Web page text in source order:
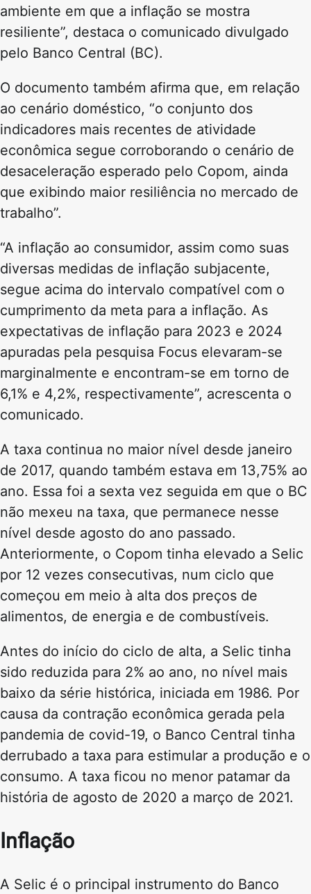
ambiente em que a inflação se mostra
resiliente”, destaca o comunicado divulgado
pelo Banco Central (BC).
O documento também afirma que, em relação
ao cenário doméstico, “o conjunto dos
indicadores mais recentes de atividade
econômica segue corroborando o cenário de
desaceleração esperado pelo Copom, ainda
que exibindo maior resiliência no mercado de
trabalho”.
“A inflação ao consumidor, assim como suas
diversas medidas de inflação subjacente,
segue acima do intervalo compatível com o
cumprimento da meta para a inflação. As
expectativas de inflação para 2023 e 2024
apuradas pela pesquisa Focus elevaram-se
marginalmente e encontram-se em torno de
6,1% e 4,2%, respectivamente”, acrescenta o
comunicado.
A taxa continua no maior nível desde janeiro
de 2017, quando também estava em 13,75% ao
ano. Essa foi a sexta vez seguida em que o BC
não mexeu na taxa, que permanece nesse
nível desde agosto do ano passado.
Anteriormente, o Copom tinha elevado a Selic
por 12 vezes consecutivas, num ciclo que
começou em meio à alta dos preços de
alimentos, de energia e de combustíveis.
Antes do início do ciclo de alta, a Selic tinha
sido reduzida para 2% ao ano, no nível mais
baixo da série histórica, iniciada em 1986. Por
causa da contração econômica gerada pela
pandemia de covid-19, o Banco Central tinha
derrubado a taxa para estimular a produção e o
consumo. A taxa ficou no menor patamar da
história de agosto de 2020 a março de 2021.
Inflação
A Selic é o principal instrumento do Banco